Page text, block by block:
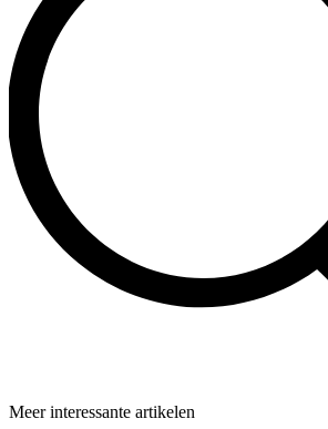
Meer interessante artikelen